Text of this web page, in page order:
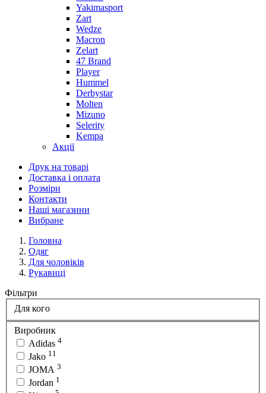
Yakimasport
Zart
Wedze
Macron
Zelart
47 Brand
Player
Hummel
Derbystar
Molten
Mizuno
Selerity
Kempa
Акції
Друк на товарі
Доставка і оплата
Розміри
Контакти
Наші магазини
Вибране
Головна
Одяг
Для чоловіків
Рукавиці
Фільтри
Для кого
Виробник
Adidas 4
Jako 11
JOMA 3
Jordan 1